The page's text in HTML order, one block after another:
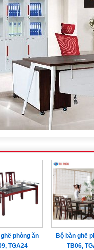
ghế phòng ăn
TGA24
Bộ bàn ghế
TB06,